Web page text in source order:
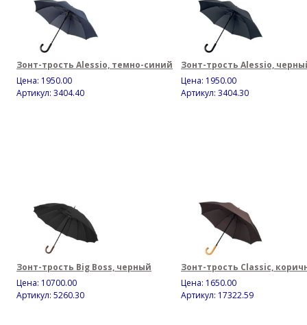
Зонт-трость Alessio, темно-синий
Цена: 1950.00
Артикул: 3404.40
Зонт-трость Alessio,
Цена: 1950.00
Артикул: 3404.30
Зонт-трость Big Boss, черный
Цена: 10700.00
Артикул: 5260.30
Зонт-трость Classic,
Цена: 1650.00
Артикул: 17322.59